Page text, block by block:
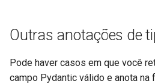
Outras anotações de
Pode haver casos em que você
campo Pydantic válido e anota na